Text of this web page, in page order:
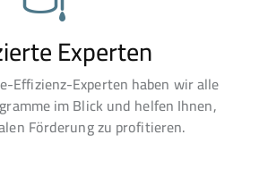
Experten
Effizienz-Experten haben wir alle
im Blick und helfen Ihnen,
Förderung zu profitieren.